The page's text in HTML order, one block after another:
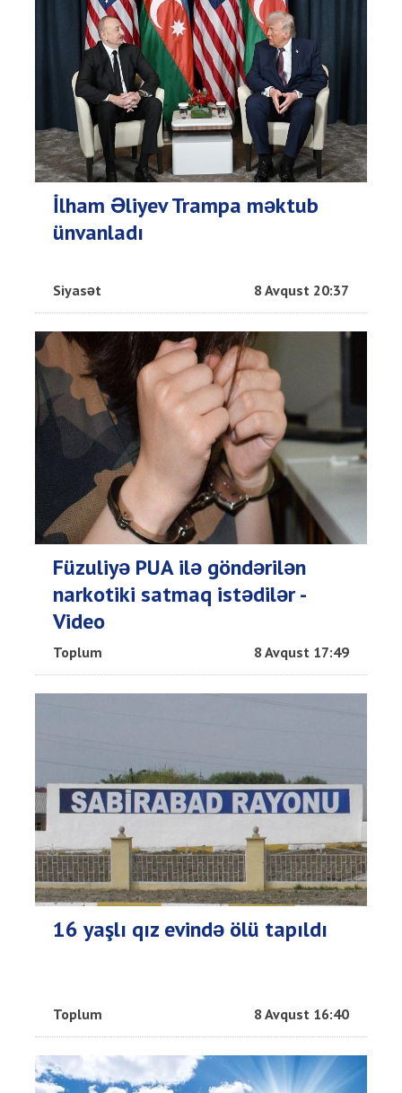
İlham Əliyev Trampa məktub
ünvanladı
Siyasət 8 Avqust 20:37
Füzuliyə PUA ilə göndərilən
narkotiki satmaq istədilər -
Video
Toplum 8 Avqust 17:49
16 yaşlı qız evində ölü tapıldı
Toplum 8 Avqust 16:40